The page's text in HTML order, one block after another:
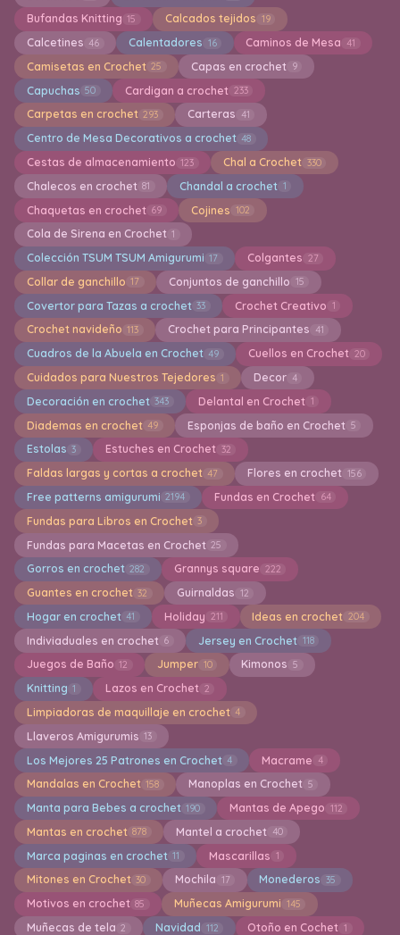
Bufandas Knitting 15 Calcados tejidos 19
Calcetines 46 Calentadores 16 Caminos de Mesa 41
Camisetas en Crochet 25 Capas en crochet 9
Capuchas 50 Cardigan a crochet 233
Carpetas en crochet 293 Carteras 41
Centro de Mesa Decorativos a crochet 48
Cestas de almacenamiento 123 Chal a Crochet 330
Chalecos en crochet 81 Chandal a crochet 1
Chaquetas en crochet 69 Cojines 102
Cola de Sirena en Crochet 1
Colección TSUM TSUM Amigurumi 17 Colgantes 27
Collar de ganchillo 17 Conjuntos de ganchillo 15
Covertor para Tazas a crochet 33 Crochet Creativo 1
Crochet navideño 113 Crochet para Principantes 41
Cuadros de la Abuela en Crochet 49 Cuellos en Crochet 20
Cuidados para Nuestros Tejedores 1 Decor 4
Decoración en crochet 343 Delantal en Crochet 1
Diademas en crochet 49 Esponjas de baño en Crochet 5
Estolas 3 Estuches en Crochet 32
Faldas largas y cortas a crochet 47 Flores en crochet 156
Free patterns amigurumi 2194 Fundas en Crochet 64
Fundas para Libros en Crochet 3
Fundas para Macetas en Crochet 25
Gorros en crochet 282 Grannys square 222
Guantes en crochet 32 Guirnaldas 12
Hogar en crochet 41 Holiday 211 Ideas en crochet 204
Indiviaduales en crochet 6 Jersey en Crochet 118
Juegos de Baño 12 Jumper 10 Kimonos 5
Knitting 1 Lazos en Crochet 2
Limpiadoras de maquillaje en crochet 4
Llaveros Amigurumis 13
Los Mejores 25 Patrones en Crochet 4 Macrame 4
Mandalas en Crochet 158 Manoplas en Crochet 5
Manta para Bebes a crochet 190 Mantas de Apego 112
Mantas en crochet 878 Mantel a crochet 40
Marca paginas en crochet 11 Mascarillas 1
Mitones en Crochet 30 Mochila 17 Monederos 35
Motivos en crochet 85 Muñecas Amigurumi 145
Muñecas de tela 2 Navidad 112 Otoño en Cochet 1